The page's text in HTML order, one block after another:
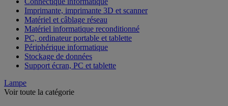
Connectique informatique
Imprimante, imprimante 3D et scanner
Matériel et câblage réseau
Matériel informatique reconditionné
PC, ordinateur portable et tablette
Périphérique informatique
Stockage de données
Lampe